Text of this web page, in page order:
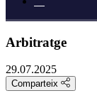
Arbitratge
29.07.2025
Comparteix